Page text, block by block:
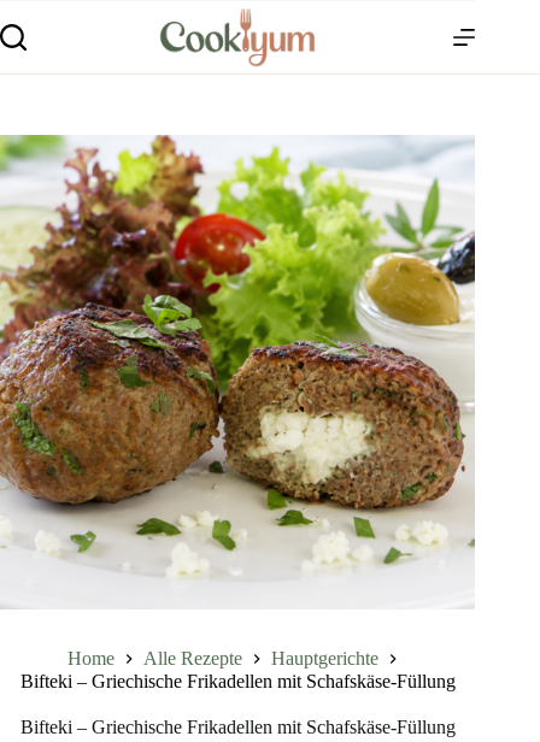
Home Alle Rezepte
Hauptgerichte
Bifteki – Griechische Frikadellen mit Schafskäse-Füllung
Bifteki – Griechische Frikadellen mit Schafskäse-Füllung